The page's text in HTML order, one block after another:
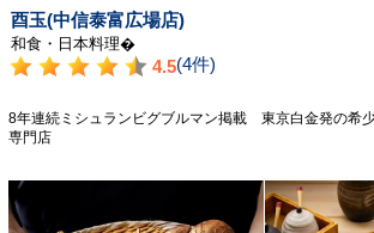
酉玉(中信泰富広場店)
和食・日本料理�
4.5(4件)
8年連続ミシュランビグブルマン掲載 東京白金発の希
専門店